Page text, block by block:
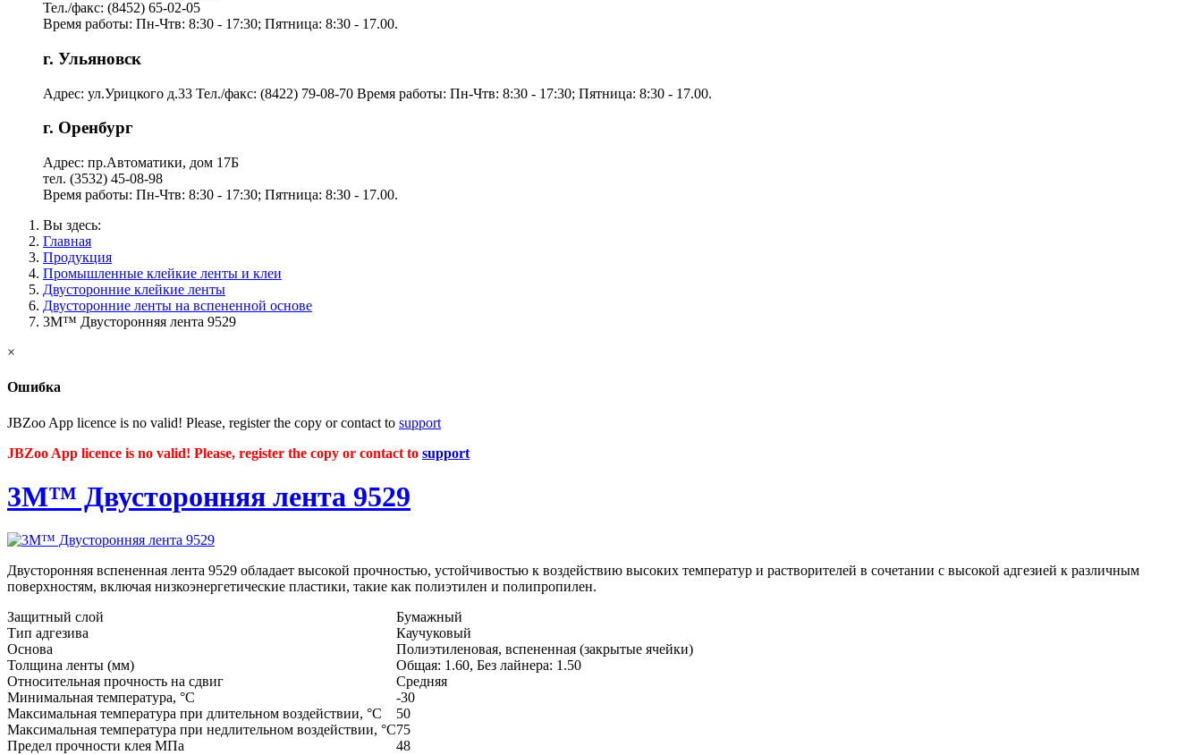
Тел./факс: (8452) 65-02-05
Время работы: Пн-Чтв: 8:30 - 17:30; Пятница: 8:30 - 17.00.
г. Ульяновск
Адрес: ул.Урицкого д.33 Тел./факс: (8422) 79-08-70 Время работы: Пн-Чтв: 8:30 - 17:30; Пятница: 8:30 - 17.00.
г. Оренбург
Адрес: пр.Автоматики, дом 17Б
тел. (3532) 45-08-98
Время работы: Пн-Чтв: 8:30 - 17:30; Пятница: 8:30 - 17.00.
Вы здесь:
Главная
Продукция
Промышленные клейкие ленты и клеи
Двусторонние клейкие ленты
Двусторонние ленты на вспененной основе
3M™ Двусторонняя лента 9529
×
Ошибка
JBZoo App licence is no valid! Please, register the copy or contact to support
JBZoo App licence is no valid! Please, register the copy or contact to support
3M™ Двусторонняя лента 9529
Двусторонняя вспененная лента 9529 обладает высокой прочностью, устойчивостью к воздействию высоких температур и растворителей в сочетании с высокой адгезией к различным
поверхностям, включая низкоэнергетические пластики, такие как полиэтилен и полипропилен.
Защитный слой
Бумажный
Тип адгезива
Каучуковый
Основа
Полиэтиленовая, вспененная (закрытые ячейки)
Толщина ленты (мм)
Общая: 1.60, Без лайнера: 1.50
Относительная прочность на сдвиг
Средняя
Минимальная температура, °C
-30
Максимальная температура при длительном воздействии, °C
50
Максимальная температура при недлительном воздействии, °C75
Предел прочности клея МПа
48